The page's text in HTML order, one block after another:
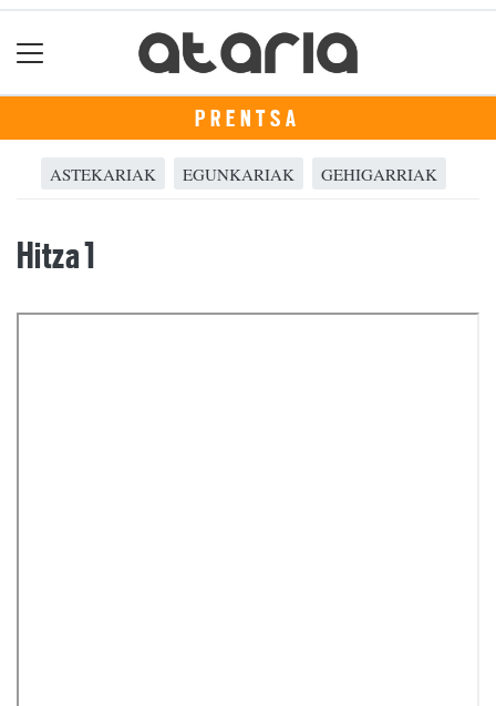
PRENTSA
ASTEKARIAK EGUNKARIAK GEHIGARRIAK
Hitza 1